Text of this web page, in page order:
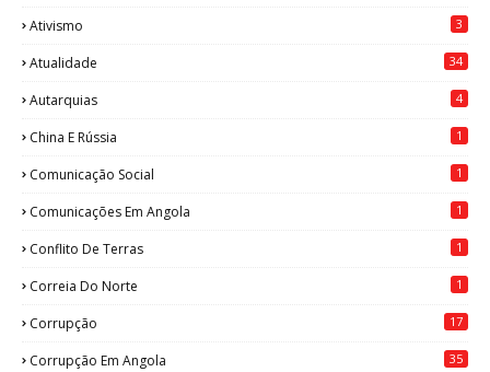
Ativismo 3
Atualidade 34
Autarquias 4
China E Rússia 1
Comunicação Social 1
Comunicações Em Angola 1
Conflito De Terras 1
Correia Do Norte 1
Corrupção 17
Corrupção Em Angola 35